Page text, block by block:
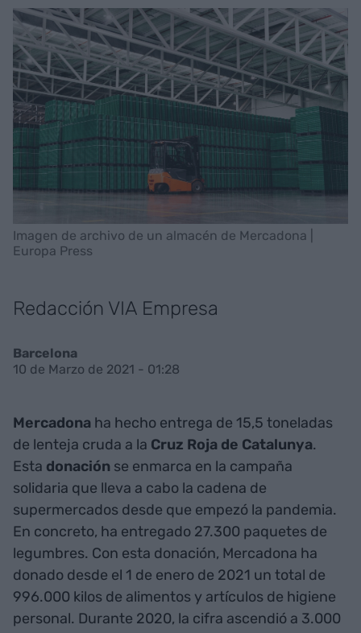
Imagen de archivo de un almacén de Mercadona |
Europa Press
Redacción VIA Empresa
Barcelona
10 de Marzo de 2021 - 01:28
Mercadona ha hecho entrega de 15,5 toneladas
de lenteja cruda a la Cruz Roja de Catalunya.
Esta donación se enmarca en la campaña
solidaria que lleva a cabo la cadena de
supermercados desde que empezó la pandemia.
En concreto, ha entregado 27.300 paquetes de
legumbres. Con esta donación, Mercadona ha
donado desde el 1 de enero de 2021 un total de
996.000 kilos de alimentos y artículos de higiene
personal. Durante 2020, la cifra ascendió a 3.000